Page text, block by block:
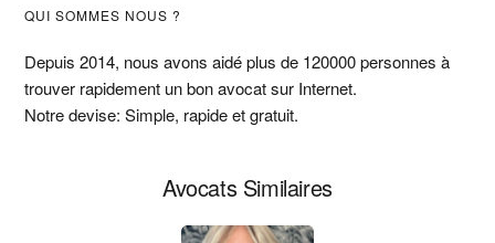
Barre
latérale
principale
QUI SOMMES NOUS ?
Depuis 2014, nous avons aidé plus de 120000 personnes à
trouver rapidement un bon avocat sur Internet.
Notre devise: Simple, rapide et gratuit.
Avocats Similaires